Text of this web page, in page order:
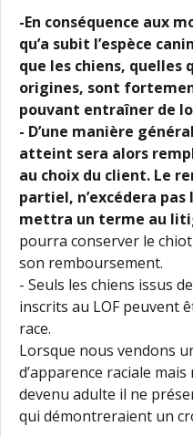
-En conséquence aux
qu’a subit l’espèce
que les chiens, quelles
origines, sont
pouvant entraîner de
- D’une manière
atteint sera alors
au choix du client. Le
partiel, n’excédera
mettra un terme au
pourra conserver le
son remboursement.
- Seuls les chiens issus
inscrits au LOF peuvent
race.
Lorsque nous vendons
d’apparence raciale
devenu adulte il ne
qui démontreraient un